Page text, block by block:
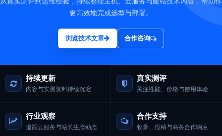
更高效地完成选型与部署。
浏览技术文章 合作咨询
持续更新
内容与实测资料持续沉淀
真实测评
关注性能、价格与使用体验
行业观察
追踪云服务与站长生态动态
合作支持
收录、投稿与商务合作响应